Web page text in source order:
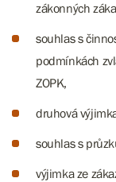
zákonných
souhlas s
podmínkách
ZOPK,
druhová
souhlas s
výjimka ze